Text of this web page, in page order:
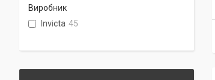
Виробник
Invicta 45